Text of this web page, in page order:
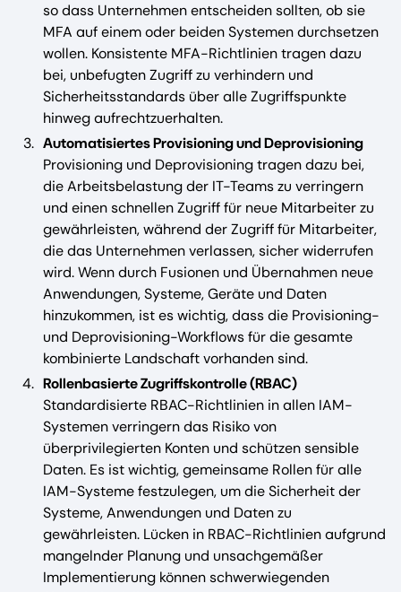
so dass Unternehmen entscheiden sollten, ob sie
MFA auf einem oder beiden Systemen durchsetzen
wollen. Konsistente MFA-Richtlinien tragen dazu
bei, unbefugten Zugriff zu verhindern und
Sicherheitsstandards über alle Zugriffspunkte
hinweg aufrechtzuerhalten.
Automatisiertes Provisioning und Deprovisioning
Provisioning und Deprovisioning tragen dazu bei,
die Arbeitsbelastung der IT-Teams zu verringern
und einen schnellen Zugriff für neue Mitarbeiter zu
gewährleisten, während der Zugriff für Mitarbeiter,
die das Unternehmen verlassen, sicher widerrufen
wird. Wenn durch Fusionen und Übernahmen neue
Anwendungen, Systeme, Geräte und Daten
hinzukommen, ist es wichtig, dass die Provisioning-
und Deprovisioning-Workflows für die gesamte
kombinierte Landschaft vorhanden sind.
Rollenbasierte Zugriffskontrolle (RBAC)
Standardisierte RBAC-Richtlinien in allen IAM-
Systemen verringern das Risiko von
überprivilegierten Konten und schützen sensible
Daten. Es ist wichtig, gemeinsame Rollen für alle
IAM-Systeme festzulegen, um die Sicherheit der
Systeme, Anwendungen und Daten zu
gewährleisten. Lücken in RBAC-Richtlinien aufgrund
mangelnder Planung und unsachgemäßer
Implementierung können schwerwiegenden